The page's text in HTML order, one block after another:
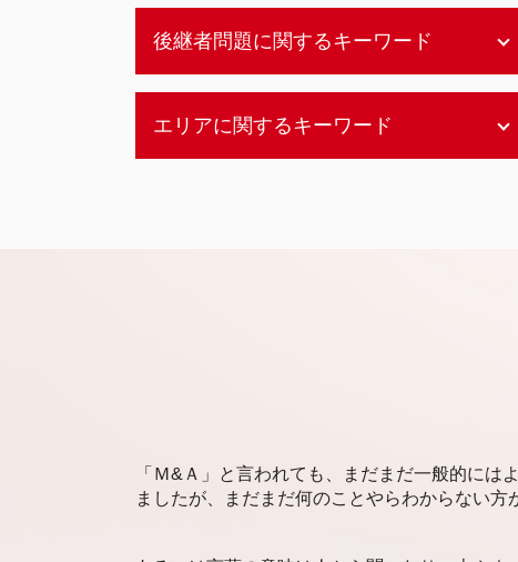
後継者問題に関するキーワード
後継者問題 失敗
事業承継 従業員
後継者問題 建設業
事業承継とは 譲渡
エリアに関するキーワード
札幌市 後継者問題
福岡市 後継者問題
「Ｍ&Ａ」と言われても、まだまだ一般的に
ましたが、まだまだ何のことやらわからない方